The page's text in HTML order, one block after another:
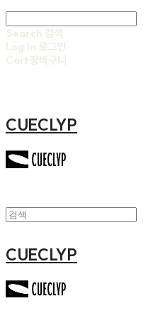
Search 검색
Log In 로그인
Cart장바구니
CUECLYP
CUECLYP